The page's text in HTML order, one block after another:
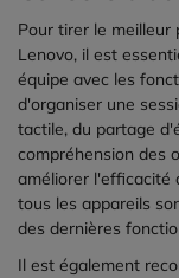
Pour tirer le meilleur
Lenovo, il est
équipe avec les
d'organiser une
tactile, du partage
compréhension des
améliorer l'efficacité
tous les appareils
des dernières
Il est également